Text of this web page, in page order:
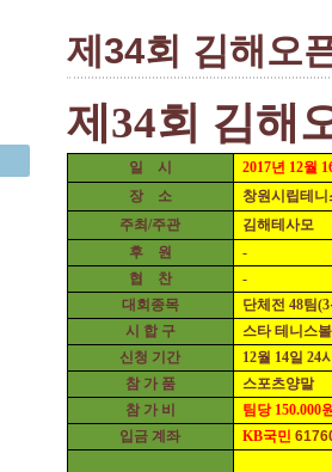
제34회 김해오
제 34회 김해
일 시 2017년 12월
장 소
창원시립테니
주최/주관
김해테사모
후 원
-
협 찬
-
대회종목
단체전 48팀
시 합 구
스타 테니스볼
신청 기간
12월 14일 24
참 가 품
스포츠양말
참 가 비
팀당 150.000
입금 계좌
KB국민